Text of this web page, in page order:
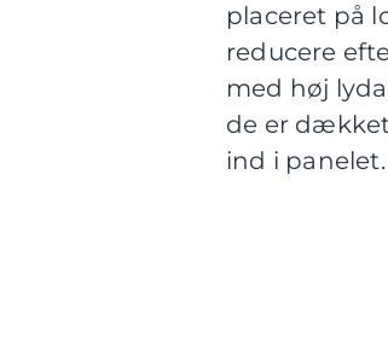
placeret på
reducere
med høj
de er
ind i panelet.